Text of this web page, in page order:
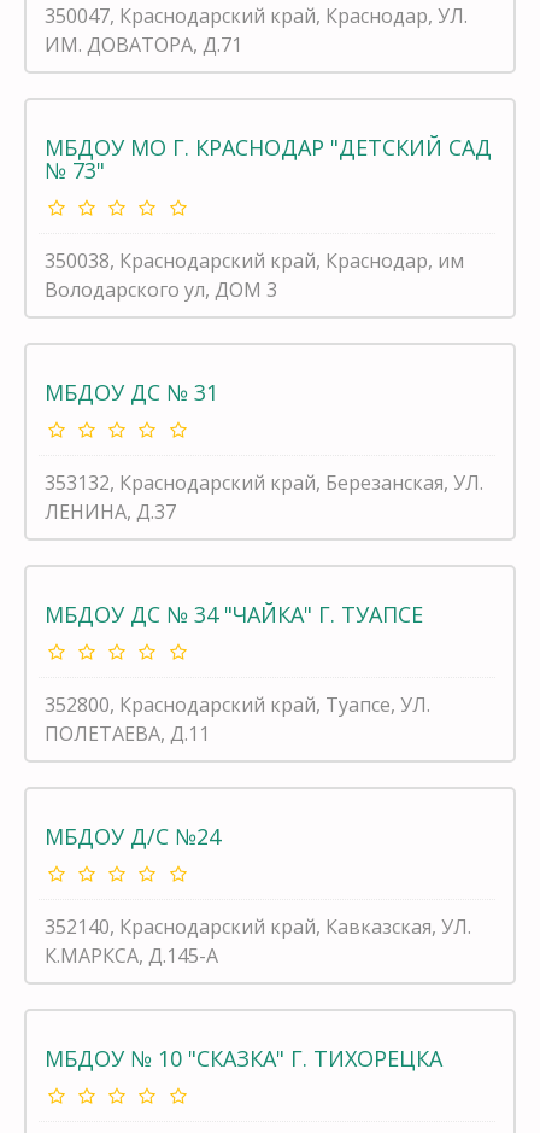
350047, Краснодарский край, Краснодар, УЛ.
ИМ. ДОВАТОРА, Д.71
МБДОУ МО Г. КРАСНОДАР "ДЕТСКИЙ САД
№ 73"
350038, Краснодарский край, Краснодар, им
Володарского ул, ДОМ 3
МБДОУ ДС № 31
353132, Краснодарский край, Березанская, УЛ.
ЛЕНИНА, Д.37
МБДОУ ДС № 34 "ЧАЙКА" Г. ТУАПСЕ
352800, Краснодарский край, Туапсе, УЛ.
ПОЛЕТАЕВА, Д.11
МБДОУ Д/С №24
352140, Краснодарский край, Кавказская, УЛ.
К.МАРКСА, Д.145-А
МБДОУ № 10 "СКАЗКА" Г. ТИХОРЕЦКА